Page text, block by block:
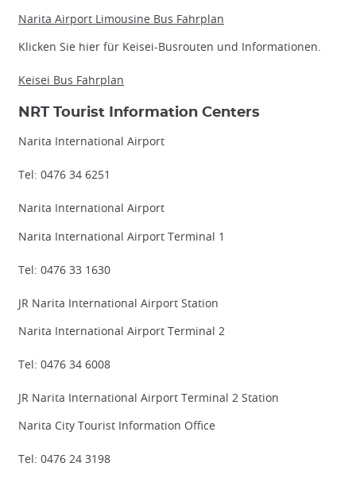
Narita Airport Limousine Bus Fahrplan
Klicken Sie hier für Keisei-Busrouten und Informationen.
Keisei Bus Fahrplan
NRT Tourist Information Centers
Narita International Airport
Tel: 0476 34 6251
Narita International Airport
Narita International Airport Terminal 1
Tel: 0476 33 1630
JR Narita International Airport Station
Narita International Airport Terminal 2
Tel: 0476 34 6008
JR Narita International Airport Terminal 2 Station
Narita City Tourist Information Office
Tel: 0476 24 3198